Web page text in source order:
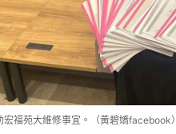
宏福苑大維修事宜。（黃碧嬌facebook）